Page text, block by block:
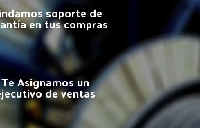
soporte de
en tus compras
Te Asignamos un
de ventas